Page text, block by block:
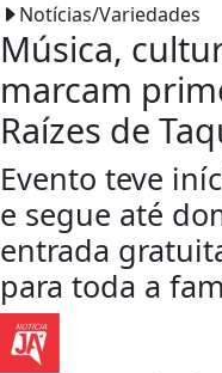
Notícias/Variedades
Música,
marcam
Raízes de
Evento teve
e segue até
entrada
para toda a